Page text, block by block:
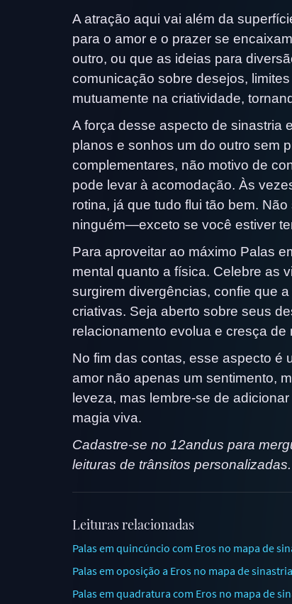
A atração aqui vai além da
para o amor e o prazer se
outro, ou que as ideias para
comunicação sobre desejos,
mutuamente na criatividade,
A força desse aspecto de sinastria
planos e sonhos um do outro sem
complementares, não motivo de
pode levar à acomodação. Às
rotina, já que tudo flui tão bem.
ninguém—exceto se você estiver
Para aproveitar ao máximo Palas
mental quanto a física. Celebre as
surgirem divergências, confie que
criativas. Seja aberto sobre seus
relacionamento evolua e cresça de
No fim das contas, esse aspecto é
amor não apenas um sentimento,
leveza, mas lembre-se de
magia viva.
Cadastre-se no 12andus para
leituras de trânsitos personalizadas.
Leituras relacionadas
Palas em quincúncio com Eros no mapa de
Palas em oposição a Eros no mapa de
Palas em quadratura com Eros no mapa de